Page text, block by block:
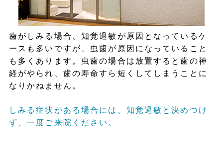
歯がしみる場合、知覚過敏が原因となっているケ
ースも多いですが、虫歯が原因になっていること
も多くあります。虫歯の場合は放置すると歯の神
経がやられ、歯の寿命すら短くしてしまうことに
なりかねません。
しみる症状がある場合には、知覚過敏と決めつけ
ず、一度ご来院ください。